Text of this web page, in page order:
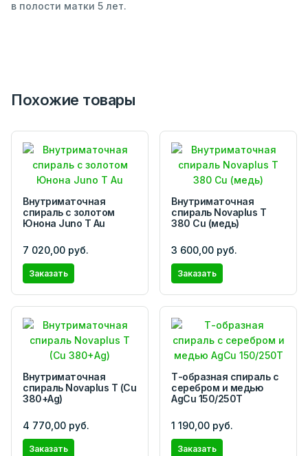
в полости матки 5 лет.
Похожие товары
Внутриматочная
спираль с золотом
Юнона Juno Т Au
7 020,00 руб.
Заказать
Внутриматочная
спираль Novaplus T
380 Cu (медь)
3 600,00 руб.
Заказать
Внутриматочная
спираль Novaplus T (Cu
380+Ag)
4 770,00 руб.
Заказать
Т-образная спираль с
серебром и медью
AgCu 150/250Т
1 190,00 руб.
Заказать